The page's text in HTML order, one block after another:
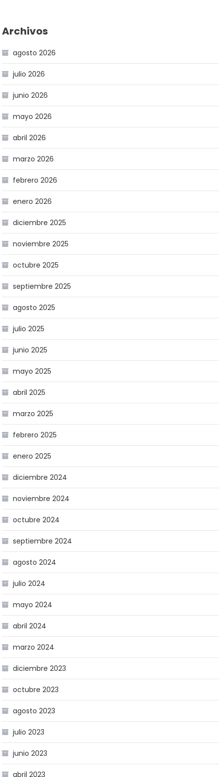
Archivos
agosto 2026
julio 2026
junio 2026
mayo 2026
abril 2026
marzo 2026
febrero 2026
enero 2026
diciembre 2025
noviembre 2025
octubre 2025
septiembre 2025
agosto 2025
julio 2025
junio 2025
mayo 2025
abril 2025
marzo 2025
febrero 2025
enero 2025
diciembre 2024
noviembre 2024
octubre 2024
septiembre 2024
agosto 2024
julio 2024
mayo 2024
abril 2024
marzo 2024
diciembre 2023
octubre 2023
agosto 2023
julio 2023
junio 2023
abril 2023